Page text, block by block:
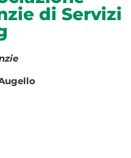
di Servizi